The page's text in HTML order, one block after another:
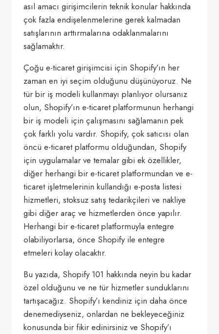
asıl amacı girişimcilerin teknik konular hakkında
çok fazla endişelenmelerine gerek kalmadan
satışlarının arttırmalarına odaklanmalarını
sağlamaktır.
Çoğu e-ticaret girişimcisi için Shopify’ın her
zaman en iyi seçim olduğunu düşünüyoruz. Ne
tür bir iş modeli kullanmayı planlıyor olursanız
olun, Shopify’ın e-ticaret platformunun herhangi
bir iş modeli için çalışmasını sağlamanın pek
çok farklı yolu vardır. Shopify, çok satıcısı olan
öncü e-ticaret platformu olduğundan, Shopify
için uygulamalar ve temalar gibi ek özellikler,
diğer herhangi bir e-ticaret platformundan ve e-
ticaret işletmelerinin kullandığı e-posta listesi
hizmetleri, stoksuz satış tedarikçileri ve nakliye
gibi diğer araç ve hizmetlerden önce yapılır.
Herhangi bir e-ticaret platformuyla entegre
olabiliyorlarsa, önce Shopify ile entegre
etmeleri kolay olacaktır.
Bu yazıda, Shopify 101 hakkında neyin bu kadar
özel olduğunu ve ne tür hizmetler sunduklarını
tartışacağız. Shopify’ı kendiniz için daha önce
denemediyseniz, onlardan ne bekleyeceğiniz
konusunda bir fikir edinirsiniz ve Shopify’ı